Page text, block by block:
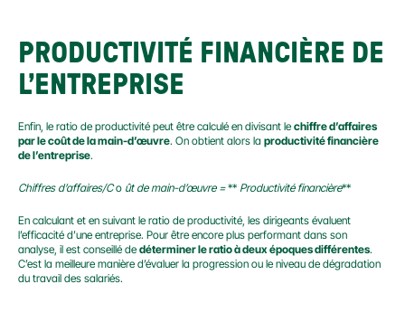
PRODUCTIVITÉ FINANCIÈRE DE
L’ENTREPRISE
Enfin, le ratio de productivité peut être calculé en divisant le chiffre d’affaires
par le coût de la main-d’œuvre. On obtient alors la productivité financière
de l’entreprise.
Chiffres d’affaires/C o ût de main-d’œuvre = ** Productivité financière**
En calculant et en suivant le ratio de productivité, les dirigeants évaluent
l’efficacité d’une entreprise. Pour être encore plus performant dans son
analyse, il est conseillé de déterminer le ratio à deux époques différentes.
C’est la meilleure manière d’évaluer la progression ou le niveau de dégradation
du travail des salariés.